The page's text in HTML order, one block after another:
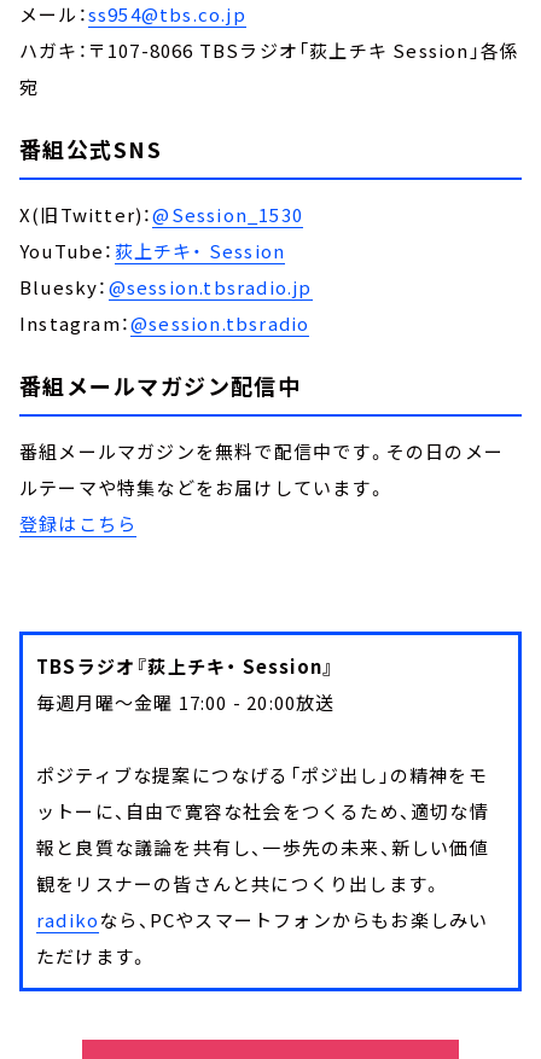
メール：ss954@tbs.co.jp
ハガキ：〒107-8066 TBSラジオ「荻上チキ Session」各係
宛
番組公式SNS
X(旧Twitter)：@Session_1530
YouTube： 荻上チキ・ Session
Bluesky：@session.tbsradio.jp
Instagram：@session.tbsradio
番組メールマガジン配信中
番組メールマガジンを無料で配信中です。その日のメー
ルテーマや特集などをお届けしています。
登録はこちら
TBSラジオ『荻上チキ・ Session』
毎週月曜～金曜 17:00 - 20:00放送
ポジティブな提案につなげる「ポジ出し」の精神をモ
ットーに、自由で寛容な社会をつくるため、適切な情
報と良質な議論を共有し、一歩先の未来、新しい価値
観をリスナーの皆さんと共につくり出します。
radikoなら、PCやスマートフォンからもお楽しみい
ただけます。